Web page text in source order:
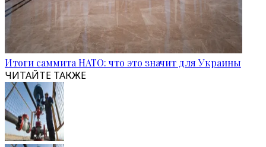
Итоги саммита НАТО: что это значит для Украины
ЧИТАЙТЕ ТАКЖЕ